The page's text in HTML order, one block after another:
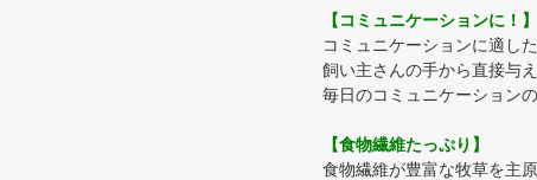
【コミュニケーションに！】
コミュニケーションに適し
飼い主さんの手から直接与
毎日のコミュニケーション
【食物繊維たっぷり】
食物繊維が豊富な牧草を主